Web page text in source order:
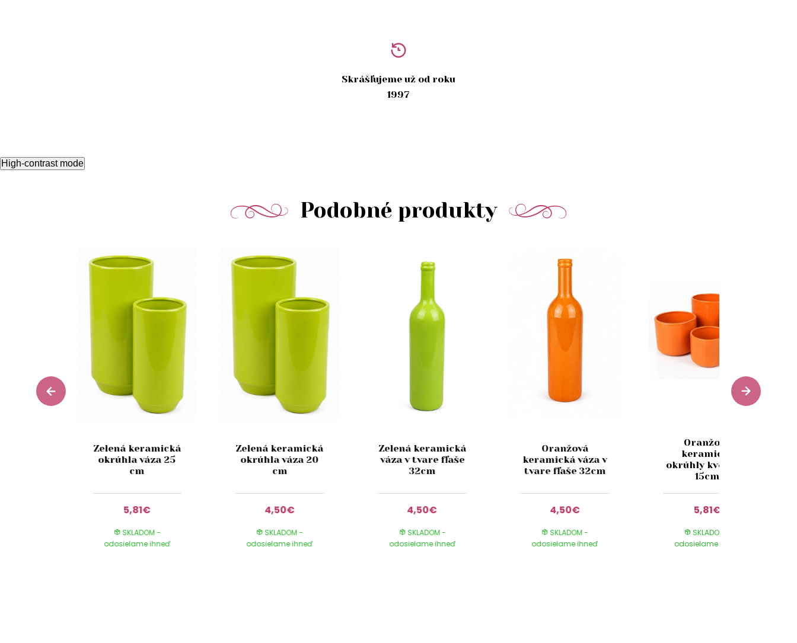
Skrášľujeme už od roku
1997
High-contrast mode
Podobné produkty
Zelená keramická
okrúhla váza 25
cm
5,81€
SKLADOM -
odosielame ihneď
Zelená keramická
okrúhla váza 20
cm
4,50€
SKLADOM -
odosielame ihneď
Zelená keramická
váza v tvare fľaše
32cm
4,50€
SKLADOM -
odosielame ihneď
Oranžová
keramická váza v
tvare fľaše 32cm
4,50€
SKLADOM -
odosielame ihneď
Oranžový
keramický
okrúhly kvetináč
15cm
5,81€
SKLADOM -
odosielame ihneď